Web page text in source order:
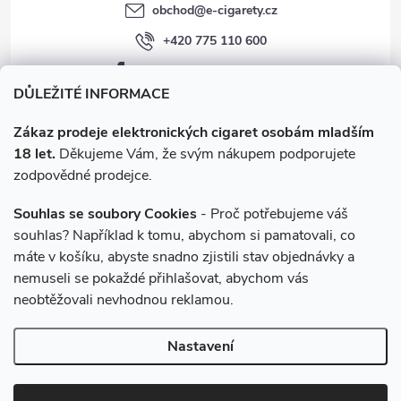
DŮLEŽITÉ INFORMACE
Zákaz prodeje elektronických cigaret osobám mladším
18 let. Děkujeme Vám, že svým nákupem podporujete
zodpovědné prodejce.
Souhlas se soubory Cookies - Proč potřebujeme váš
souhlas? Například k tomu, abychom si pamatovali, co
máte v košíku, abyste snadno zjistili stav objednávky a
nemuseli se pokaždé přihlašovat, abychom vás
neobtěžovali nevhodnou reklamou.
Nastavení
p
i
s
u
obchod@e-cigarety.cz
+420 775 110 600
Instagram
e-cigarety.cz. Všechna práva vyhrazena.
nastavení cookies